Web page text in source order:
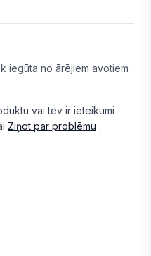
iegūta no ārējiem avotiem
vai tev ir ieteikumi
Ziņot par problēmu .